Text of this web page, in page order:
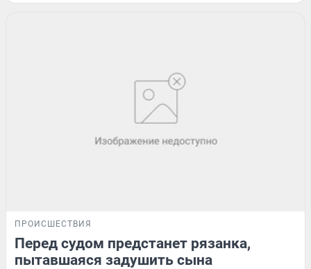
ПРОИСШЕСТВИЯ
Перед судом предстанет рязанка,
пытавшаяся задушить сына